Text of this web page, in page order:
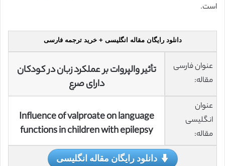
است.
دانلود رایگان مقاله انگلیسی + خرید ترجمه فارسی
عنوان فارسی
مقاله:
تأثیر والپروات بر عملکرد زبان در کودکان
دارای صرع
عنوان
انگلیسی
مقاله:
Influence of valproate on language
functions in children with epilepsy
دانلود رایگان مقاله انگلیسی